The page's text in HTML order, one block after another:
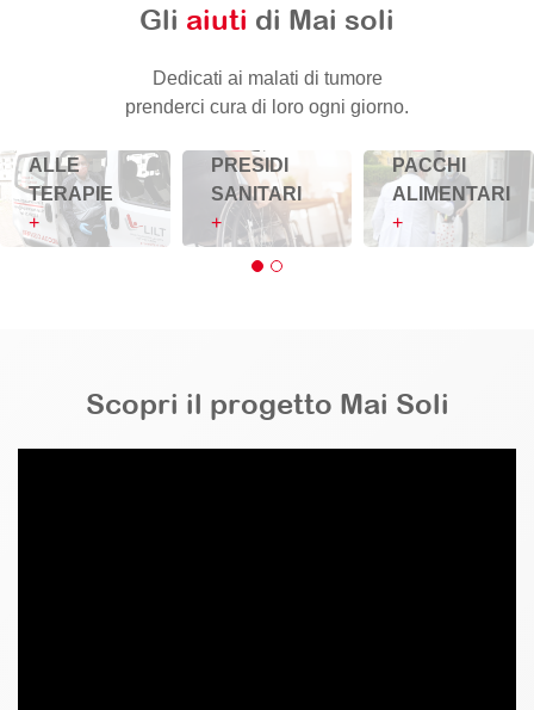
Gli aiuti di Mai soli
Dedicati ai malati di tumore
prenderci cura di loro ogni giorno.
ALLE
TERAPIE
+
PRESIDI
SANITARI
+
PACCHI
ALIMENTARI
+
Scopri il progetto Mai Soli